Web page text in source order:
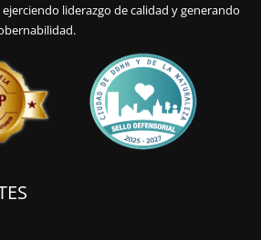
liderazgo de calidad y generando